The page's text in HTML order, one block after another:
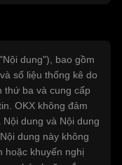
dung"), bao gồm
số liệu thống kê do
thứ ba và cung cấp
OKX không đảm
dung và Nội dung
dung này không
hoặc khuyến nghị